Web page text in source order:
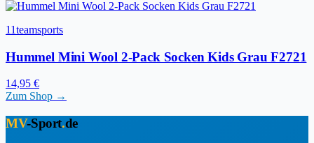
11teamsports
Hummel Mini Wool 2-Pack Socken Kids Grau F2721
14,95 €
Zum Shop →
MV-Sport.de